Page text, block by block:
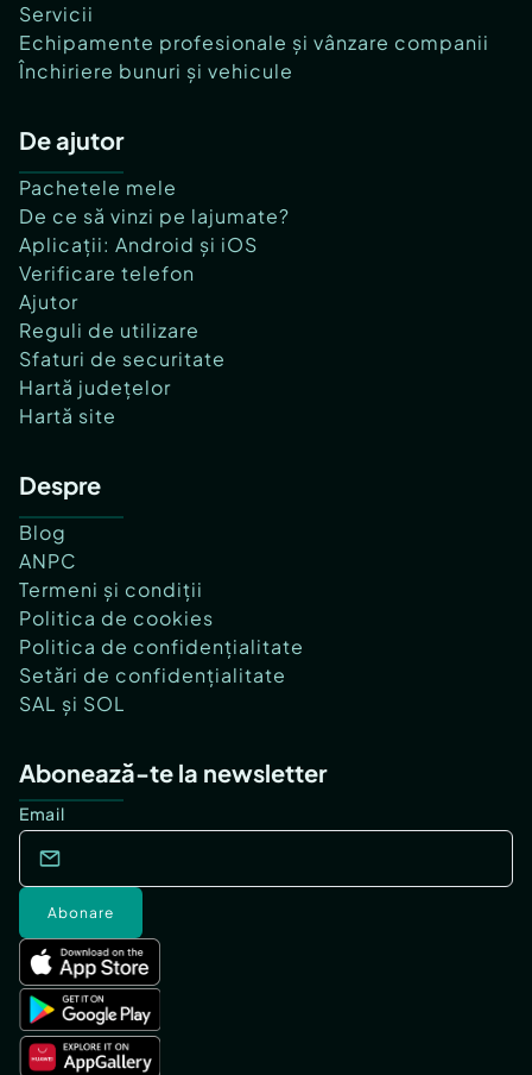
Servicii
Echipamente profesionale și vânzare companii
Închiriere bunuri și vehicule
De ajutor
Pachetele mele
De ce să vinzi pe lajumate?
Aplicații: Android și iOS
Verificare telefon
Ajutor
Reguli de utilizare
Sfaturi de securitate
Hartă județelor
Hartă site
Despre
Blog
ANPC
Termeni și condiții
Politica de cookies
Politica de confidențialitate
Setări de confidențialitate
SAL și SOL
Abonează-te la newsletter
Email
Abonare